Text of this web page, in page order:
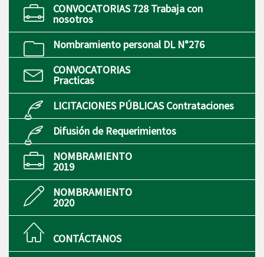
CONVOCATORIAS 728 Trabaja con
nosotros
Nombramiento personal DL N°276
CONVOCATORIAS
Practicas
LICITACIONES PÚBLICAS Contrataciones
Difusión de Requerimientos
NOMBRAMIENTO
2019
NOMBRAMIENTO
2020
CONTÁCTANOS